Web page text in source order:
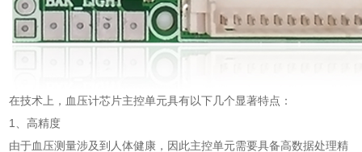
在技术上，血压计芯片主控单元具有以下几个显著特点：
1、高精度
由于血压测量涉及到人体健康，因此主控单元需要具备高数据处理精